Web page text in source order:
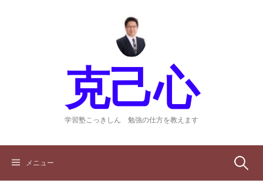
克己心
学習塾こっきしん 勉強の仕方を教えます
メニュー 検